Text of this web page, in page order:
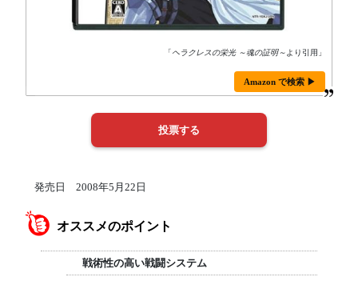
「ヘラクレスの栄光 ～魂の証明～ より引用」
Amazon で検索 ▶
発売日 2008年5月22日
オススメのポイント
戦術性の高い戦闘システム